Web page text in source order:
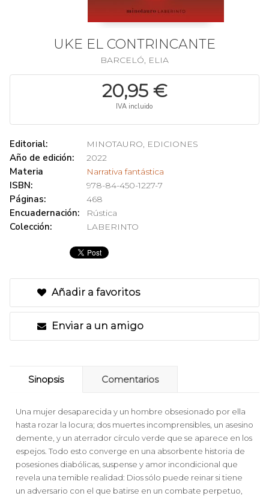
UKE EL CONTRINCANTE
BARCELÓ, ELIA
20,95 €
IVA incluido
Editorial: MINOTAURO, EDICIONES
Año de edición: 2022
Materia Narrativa fantástica
ISBN: 978-84-450-1227-7
Páginas: 468
Encuadernación: Rústica
Colección: LABERINTO
Añadir a favoritos
Enviar a un amigo
Sinopsis Comentarios
Una mujer desaparecida y un hombre obsesionado por ella
hasta rozar la locura; dos muertes incomprensibles, un asesino
demente, y un aterrador círculo verde que se aparece en los
espejos. Todo esto converge en una absorbente historia de
posesiones diabólicas, suspense y amor incondicional que
revela una temible realidad: Dios sólo puede reinar si tiene
un adversario con el que batirse en un combate perpetuo,